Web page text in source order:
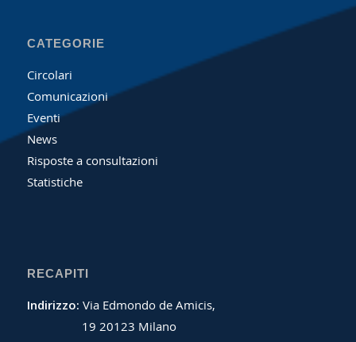
CATEGORIE
Circolari
Comunicazioni
Eventi
News
Risposte a consultazioni
Statistiche
RECAPITI
Indirizzo: Via Edmondo de Amicis,
19 20123 Milano